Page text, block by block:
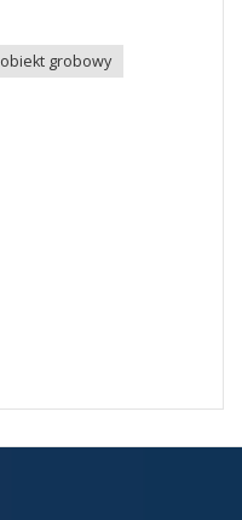
obiekt grobowy